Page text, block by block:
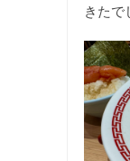
きたで